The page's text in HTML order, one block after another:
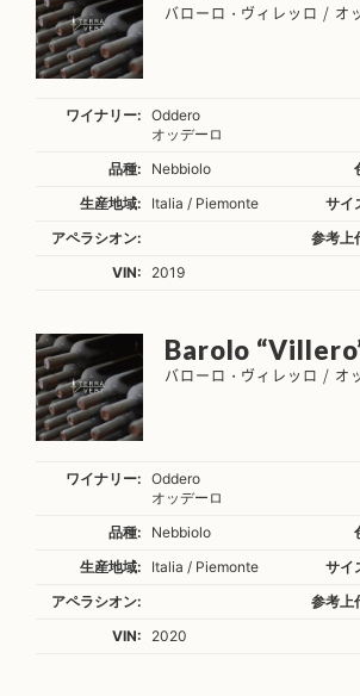
バローロ・ヴィレッロ / オ
ワイナリー:
Oddero
オッデーロ
品種:
Nebbiolo
生産地域:
Italia / Piemonte サイ
アペラシオン:
参考上
VIN:
2019
Barolo
バローロ・ヴィレッロ / オ
ワイナリー:
Oddero
オッデーロ
品種:
Nebbiolo
生産地域:
Italia / Piemonte サイ
アペラシオン:
参考上
VIN:
2020